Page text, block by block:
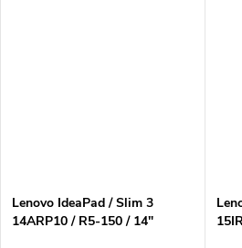
Lenovo IdeaPad / Slim 3
14ARP10 / R5-150 / 14"